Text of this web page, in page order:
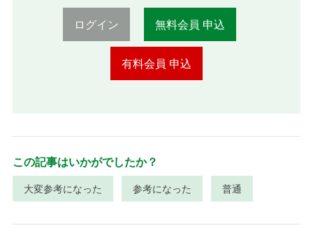
ログイン 無料会員 申込
有料会員 申込
この記事はいかがでしたか？
大変参考になった 参考になった 普通